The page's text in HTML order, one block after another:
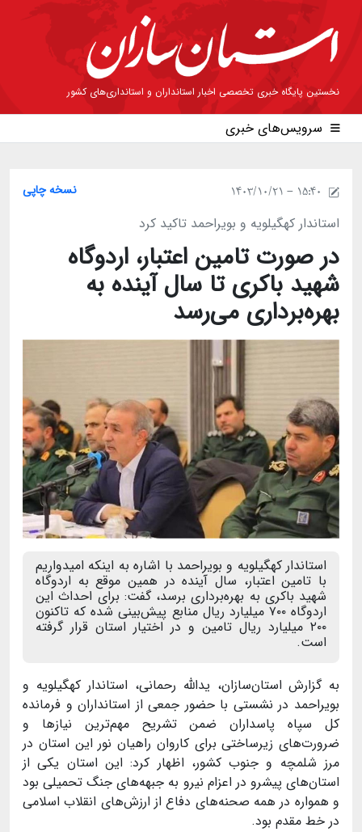
نخستین پایگاه خبری تخصصی اخبار استانداران و استانداری‌های کشور
سرویس‌های خبری
1403/10/21 - 15:40 نسخه چاپی
استاندار کهگیلویه و بویراحمد تاکید کرد
در صورت تامین اعتبار، اردوگاه
شهید باکری تا سال آینده به
بهره‌برداری می‌رسد
استاندار کهگیلویه و بویراحمد با اشاره به اینکه امیدواریم
با تامین اعتبار، سال آینده در همین موقع به اردوگاه
شهید باکری به بهره‌برداری برسد، گفت: برای احداث این
اردوگاه ۷۰۰ میلیارد ریال منابع پیش‌بینی شده که تاکنون
۲۰۰ میلیارد ریال تامین و در اختیار استان قرار گرفته
است.
به گزارش استان‌سازان، یدالله رحمانی، استاندار کهگیلویه و
بویراحمد در نشستی با حضور جمعی از استانداران و فرمانده
کل‌ سپاه پاسداران ضمن تشریح مهم‌ترین نیازها و
ضرورت‌های زیرساختی برای کاروان راهیان نور این استان در
مرز شلمچه و جنوب کشور، اظهار کرد: این استان یکی از
استان‌های پیشرو در اعزام نیرو به جبهه‌های جنگ تحمیلی بود
و همواره در همه صحنه‌های دفاع از ارزش‌های انقلاب اسلامی
در خط مقدم بود.